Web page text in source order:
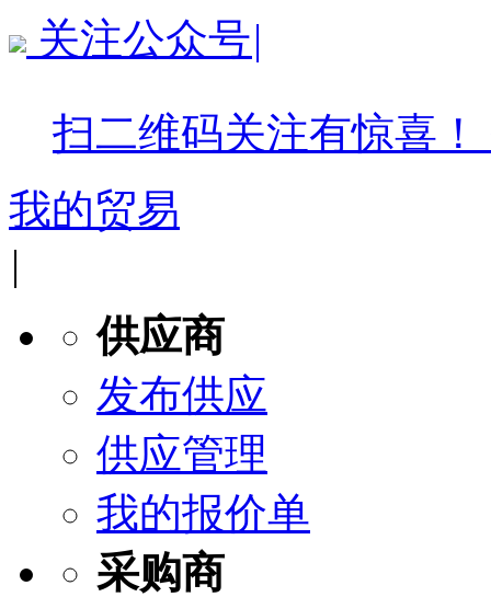
关注公众号|
扫二维码关注有惊喜！
我的贸易
|
供应商
发布供应
供应管理
我的报价单
采购商